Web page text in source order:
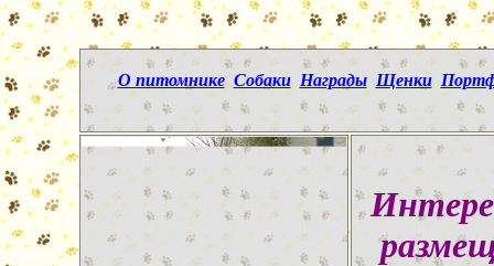
О питомнике Собаки Награды Щенки